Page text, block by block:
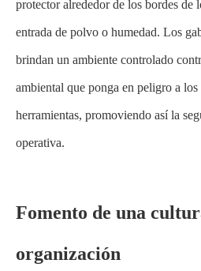
protector alrededor de los bordes de
entrada de polvo o humedad. Los
brindan un ambiente controlado
ambiental que ponga en peligro a los
herramientas, promoviendo así la
operativa.
Fomento de una
organización